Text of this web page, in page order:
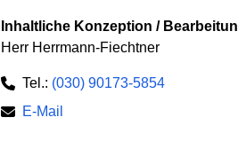
Inhaltliche Konzeption /
Herr Herrmann-Fiechtner
Tel.: (030) 90173-5854
E-Mail